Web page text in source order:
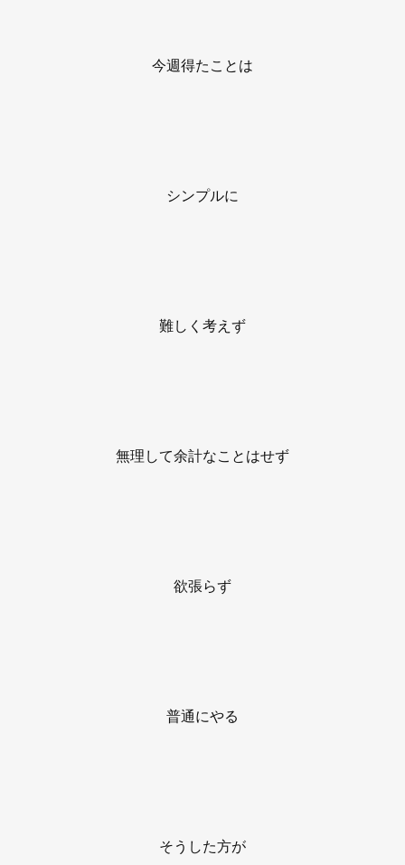
今週得たことは
シンプルに
難しく考えず
無理して余計なことはせず
欲張らず
普通にやる
そうした方が